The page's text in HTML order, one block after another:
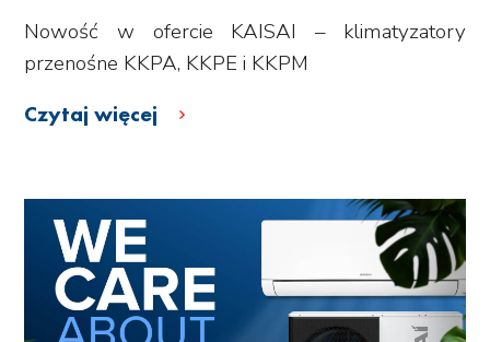
Nowość w ofercie KAISAI – klimatyzatory
przenośne KKPA, KKPE i KKPM
Czytaj więcej